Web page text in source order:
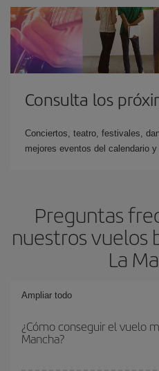
Consulta los
Conciertos, teatro, festivales,
mejores eventos del calendario
Preguntas
nuestros vuelos
La
Ampliar todo
¿Cómo conseguir el vuelo
Mancha?